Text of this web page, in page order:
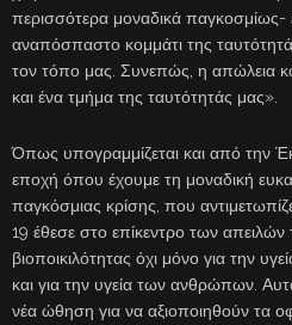
περισσότερα μοναδικά παγκοσμίως-
αναπόσπαστο κομμάτι της
τον τόπο μας. Συνεπώς, η απώλεια
και ένα τμήμα της ταυτότητάς μας».
Όπως υπογραμμίζεται και από την
εποχή όπου έχουμε τη μοναδική
παγκόσμιας κρίσης, που
19 έθεσε στο επίκεντρο των απειλών
βιοποικιλότητας όχι μόνο για την
και για την υγεία των ανθρώπων.
νέα ώθηση για να αξιοποιηθούν τα